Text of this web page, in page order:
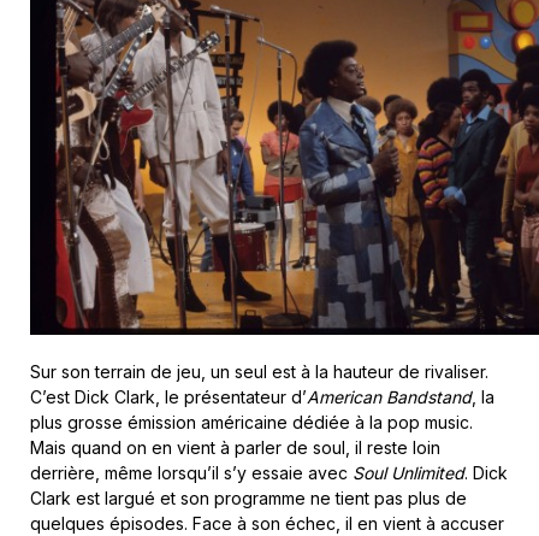
Sur son terrain de jeu, un seul est à la hauteur de rivaliser.
C’est Dick Clark, le présentateur d’American Bandstand, la
plus grosse émission américaine dédiée à la pop music.
Mais quand on en vient à parler de soul, il reste loin
derrière, même lorsqu’il s’y essaie avec Soul Unlimited. Dick
Clark est largué et son programme ne tient pas plus de
quelques épisodes. Face à son échec, il en vient à accuser